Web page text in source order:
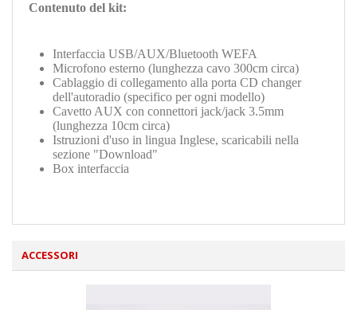
Contenuto del kit:
Interfaccia USB/AUX/Bluetooth WEFA
Microfono esterno (lunghezza cavo 300cm circa)
Cablaggio di collegamento alla porta CD changer
dell'autoradio (specifico per ogni modello)
Cavetto AUX con connettori jack/jack 3.5mm
(lunghezza 10cm circa)
Istruzioni d'uso in lingua Inglese, scaricabili nella
sezione "Download"
Box interfaccia
ACCESSORI